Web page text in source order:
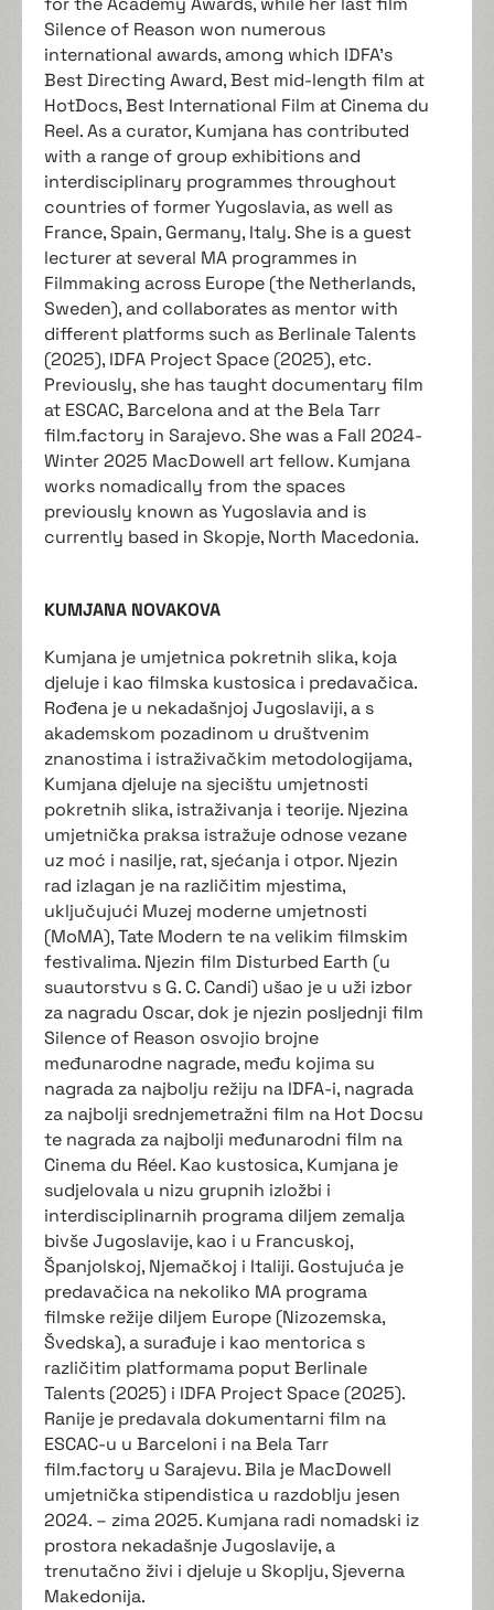
Silence of Reason won numerous
international awards, among which IDFA's
Best Directing Award, Best mid-length film at
HotDocs, Best International Film at Cinema du
Reel. As a curator, Kumjana has contributed
with a range of group exhibitions and
interdisciplinary programmes throughout
countries of former Yugoslavia, as well as
France, Spain, Germany, Italy. She is a guest
lecturer at several MA programmes in
Filmmaking across Europe (the Netherlands,
Sweden), and collaborates as mentor with
different platforms such as Berlinale Talents
(2025), IDFA Project Space (2025), etc.
Previously, she has taught documentary film
at ESCAC, Barcelona and at the Bela Tarr
film.factory in Sarajevo. She was a Fall 2024-
Winter 2025 MacDowell art fellow. Kumjana
works nomadically from the spaces
previously known as Yugoslavia and is
currently based in Skopje, North Macedonia.
KUMJANA NOVAKOVA
Kumjana je umjetnica pokretnih slika, koja
djeluje i kao filmska kustosica i predavačica.
Rođena je u nekadašnjoj Jugoslaviji, a s
akademskom pozadinom u društvenim
znanostima i istraživačkim metodologijama,
Kumjana djeluje na sjecištu umjetnosti
pokretnih slika, istraživanja i teorije. Njezina
umjetnička praksa istražuje odnose vezane
uz moć i nasilje, rat, sjećanja i otpor. Njezin
rad izlagan je na različitim mjestima,
uključujući Muzej moderne umjetnosti
(MoMA), Tate Modern te na velikim filmskim
festivalima. Njezin film Disturbed Earth (u
suautorstvu s G. C. Candi) ušao je u uži izbor
za nagradu Oscar, dok je njezin posljednji film
Silence of Reason osvojio brojne
međunarodne nagrade, među kojima su
nagrada za najbolju režiju na IDFA-i, nagrada
za najbolji srednjemetražni film na Hot Docsu
te nagrada za najbolji međunarodni film na
Cinema du Réel. Kao kustosica, Kumjana je
sudjelovala u nizu grupnih izložbi i
interdisciplinarnih programa diljem zemalja
bivše Jugoslavije, kao i u Francuskoj,
Španjolskoj, Njemačkoj i Italiji. Gostujuća je
predavačica na nekoliko MA programa
filmske režije diljem Europe (Nizozemska,
Švedska), a surađuje i kao mentorica s
različitim platformama poput Berlinale
Talents (2025) i IDFA Project Space (2025).
Ranije je predavala dokumentarni film na
ESCAC-u u Barceloni i na Bela Tarr
film.factory u Sarajevu. Bila je MacDowell
umjetnička stipendistica u razdoblju jesen
2024. – zima 2025. Kumjana radi nomadski iz
prostora nekadašnje Jugoslavije, a
trenutačno živi i djeluje u Skoplju, Sjeverna
Makedonija.